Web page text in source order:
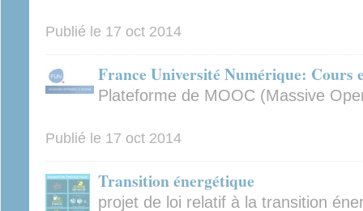
Publié le 17 oct 2014
France Université Numérique: Cours
Plateforme de MOOC (Massive
Publié le 17 oct 2014
Transition énergétique
projet de loi relatif à la transition